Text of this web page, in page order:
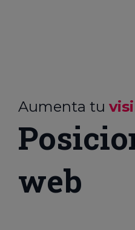
Aumenta tu
web